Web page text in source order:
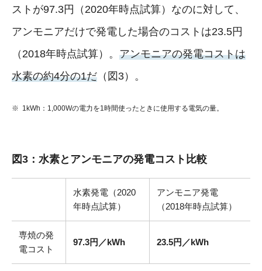
ストが97.3円（2020年時点試算）なのに対して、
アンモニアだけで発電した場合のコストは23.5円
（2018年時点試算）。 アンモニアの発電コストは
水素の約4分の1だ （図3）。
1kWh：1,000Wの電力を1時間使ったときに使用する電気の量。
図3：水素とアンモニアの発電コスト比較
水素発電（2020
年時点試算）
アンモニア発電
（2018年時点試算）
専焼の発
電コスト
97.3円／kWh 23.5円／kWh